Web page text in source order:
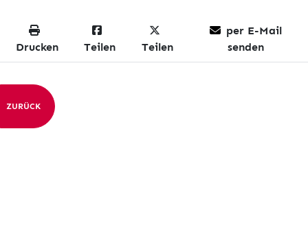
Drucken Teilen Teilen
per E-Mail
senden
ZURÜCK